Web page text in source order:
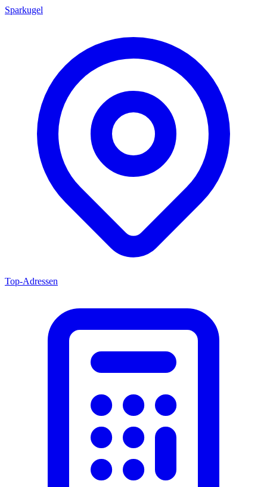
Sparkugel
Top-Adressen